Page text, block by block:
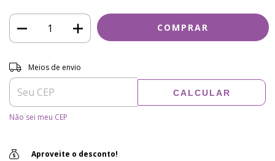
Entregas para o CEP:
Meios de envio
CALCULAR
Não sei meu CEP
Aproveite o desconto!